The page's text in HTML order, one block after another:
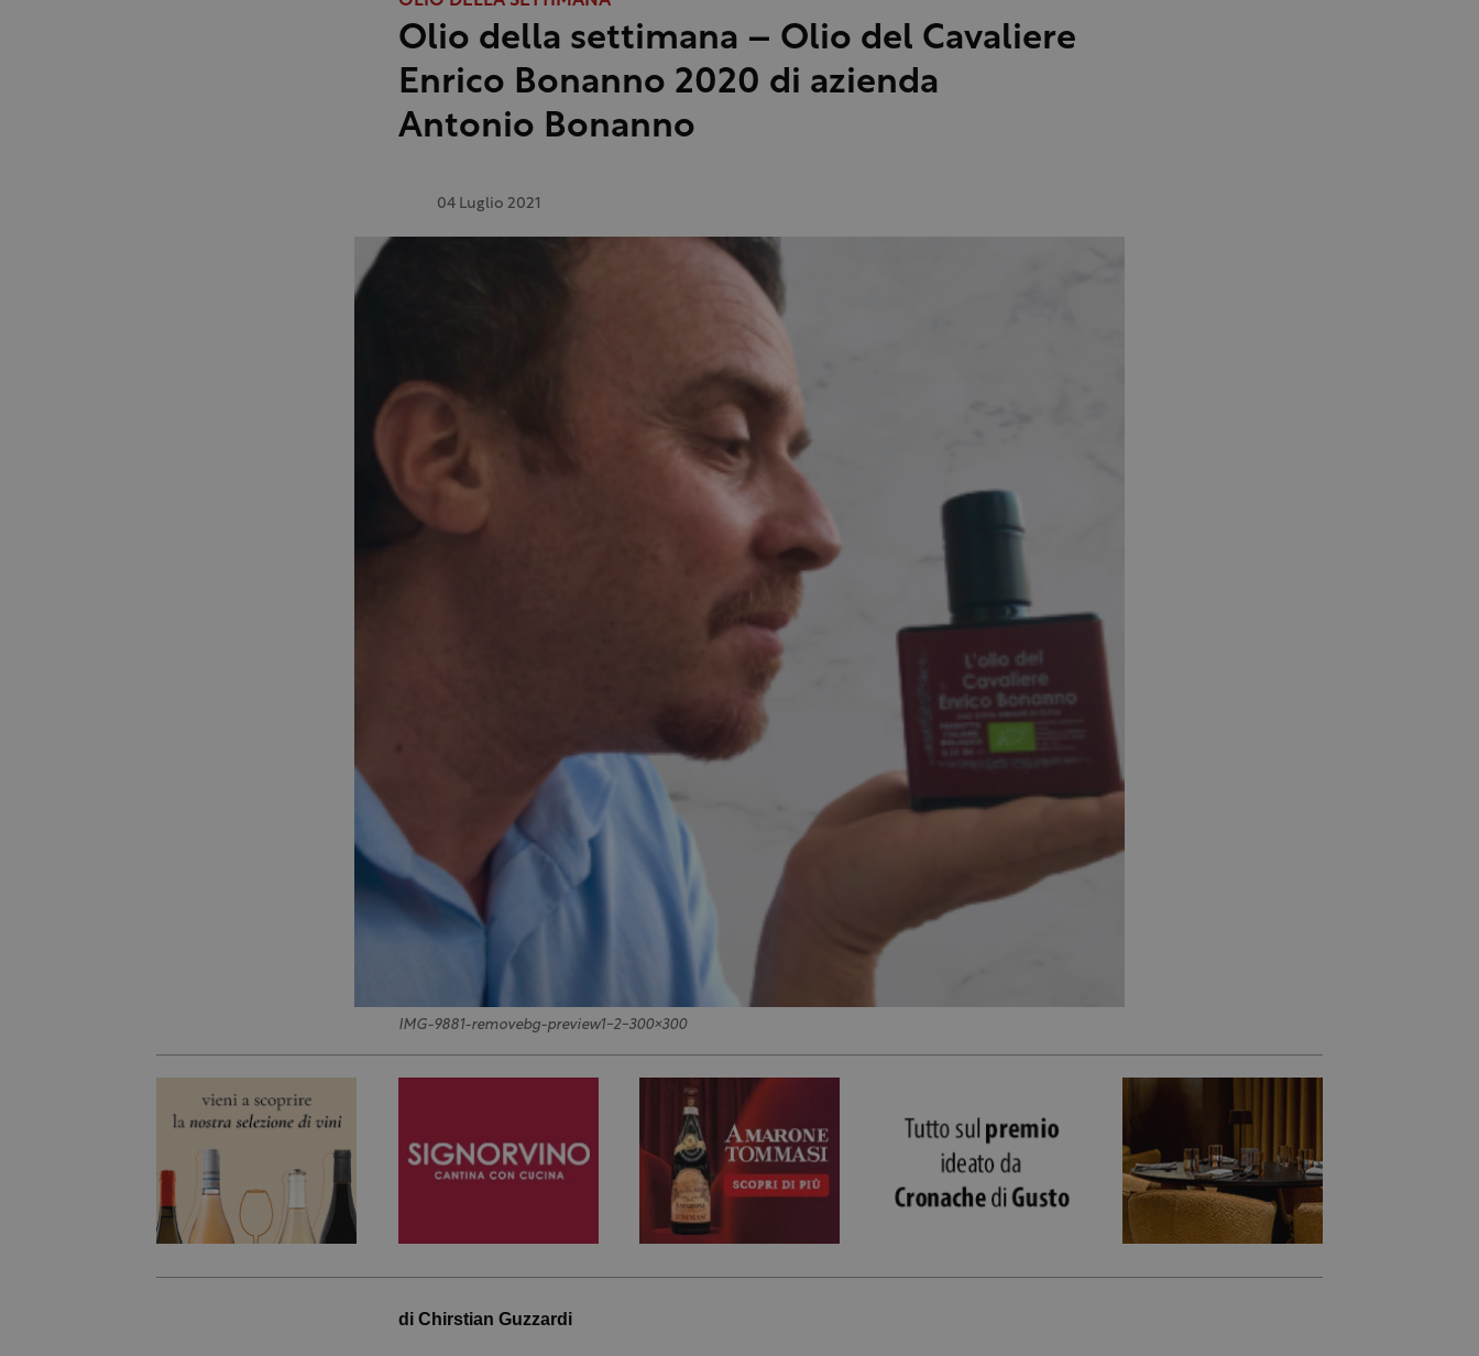
Olio della settimana – Olio del Cavaliere
Enrico Bonanno 2020 di azienda
Antonio Bonanno
04 Luglio 2021
IMG-9881-removebg-preview1-2-300×300
di Chirstian Guzzardi